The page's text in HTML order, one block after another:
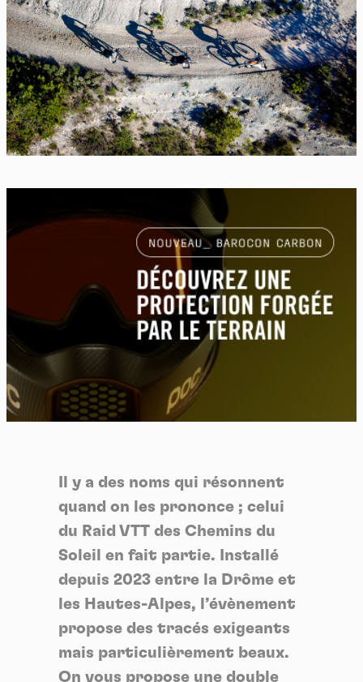
Il y a des noms qui résonnent
quand on les prononce ; celui
du Raid VTT des Chemins du
Soleil en fait partie. Installé
depuis 2023 entre la Drôme et
les Hautes-Alpes, l’évènement
propose des tracés exigeants
mais particulièrement beaux.
On vous propose une double